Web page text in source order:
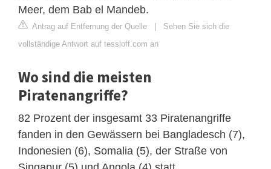
Meer, dem Bab el Mandeb.
Antrag auf Entfernung der Quelle | Sehen Sie sich die
vollständige Antwort auf tessloff.com an
Wo sind die meisten
Piratenangriffe?
82 Prozent der insgesamt 33 Piratenangriffe
fanden in den Gewässern bei Bangladesch (7),
Indonesien (6), Somalia (5), der Straße von